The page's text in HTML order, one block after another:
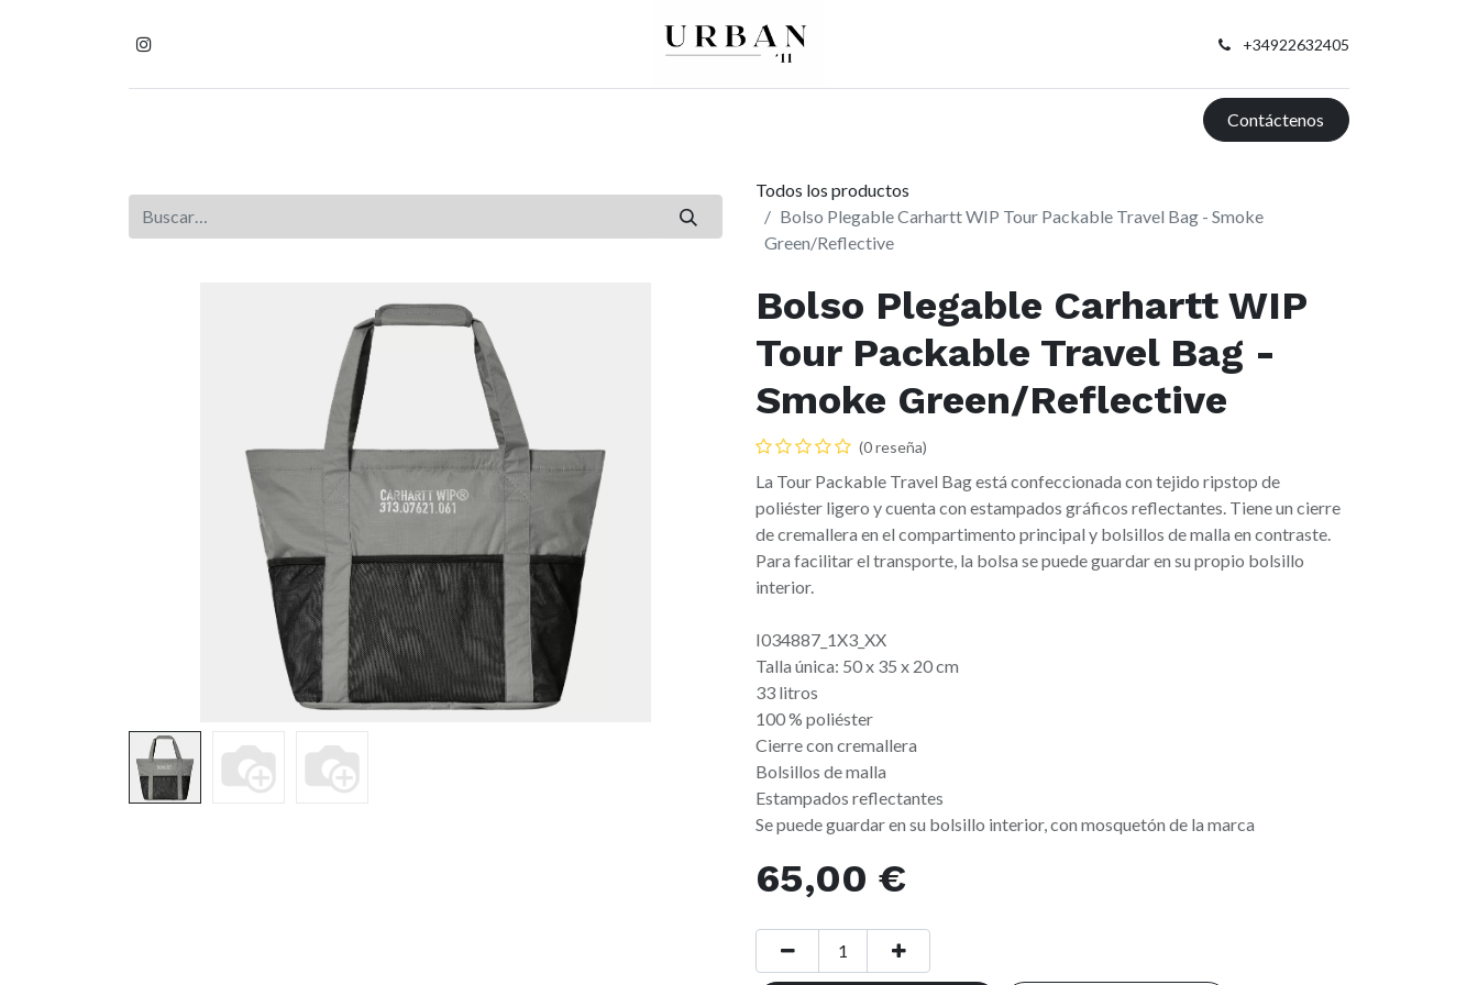
+34922632405
Contáctenos
Todos los productos
Bolso Plegable Carhartt WIP Tour Packable Travel Bag - Smoke
Green/Reflective
Bolso Plegable Carhartt WIP
Tour Packable Travel Bag -
Smoke Green/Reflective
(0 reseña)
La Tour Packable Travel Bag está confeccionada con tejido ripstop de
poliéster ligero y cuenta con estampados gráficos reflectantes. Tiene un cierre
de cremallera en el compartimento principal y bolsillos de malla en contraste.
Para facilitar el transporte, la bolsa se puede guardar en su propio bolsillo
interior.
I034887_1X3_XX
Talla única: 50 x 35 x 20 cm
33 litros
100 % poliéster
Cierre con cremallera
Bolsillos de malla
Estampados reflectantes
Se puede guardar en su bolsillo interior, con mosquetón de la marca
65,00 €